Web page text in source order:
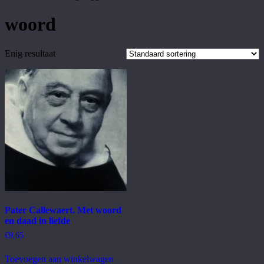
woord
Enig resultaat
Pater Callewaert. Met woord
en daad in liefde
€9,65
Toevoegen aan winkelwagen